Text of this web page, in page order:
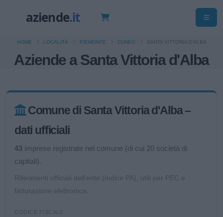
Aziende a Santa Vittoria d'Alba
HOME LOCALITÀ PIEMONTE CUNEO SANTA VITTORIA D'ALBA
Comune di Santa Vittoria d'Alba –
dati ufficiali
43 imprese registrate nel comune (di cui 20 società di
capitali).
Riferimenti ufficiali dell'ente (Indice PA), utili per PEC e
fatturazione elettronica.
CODICE FISCALE